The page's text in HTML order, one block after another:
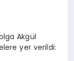
Akgül
yer verildi: